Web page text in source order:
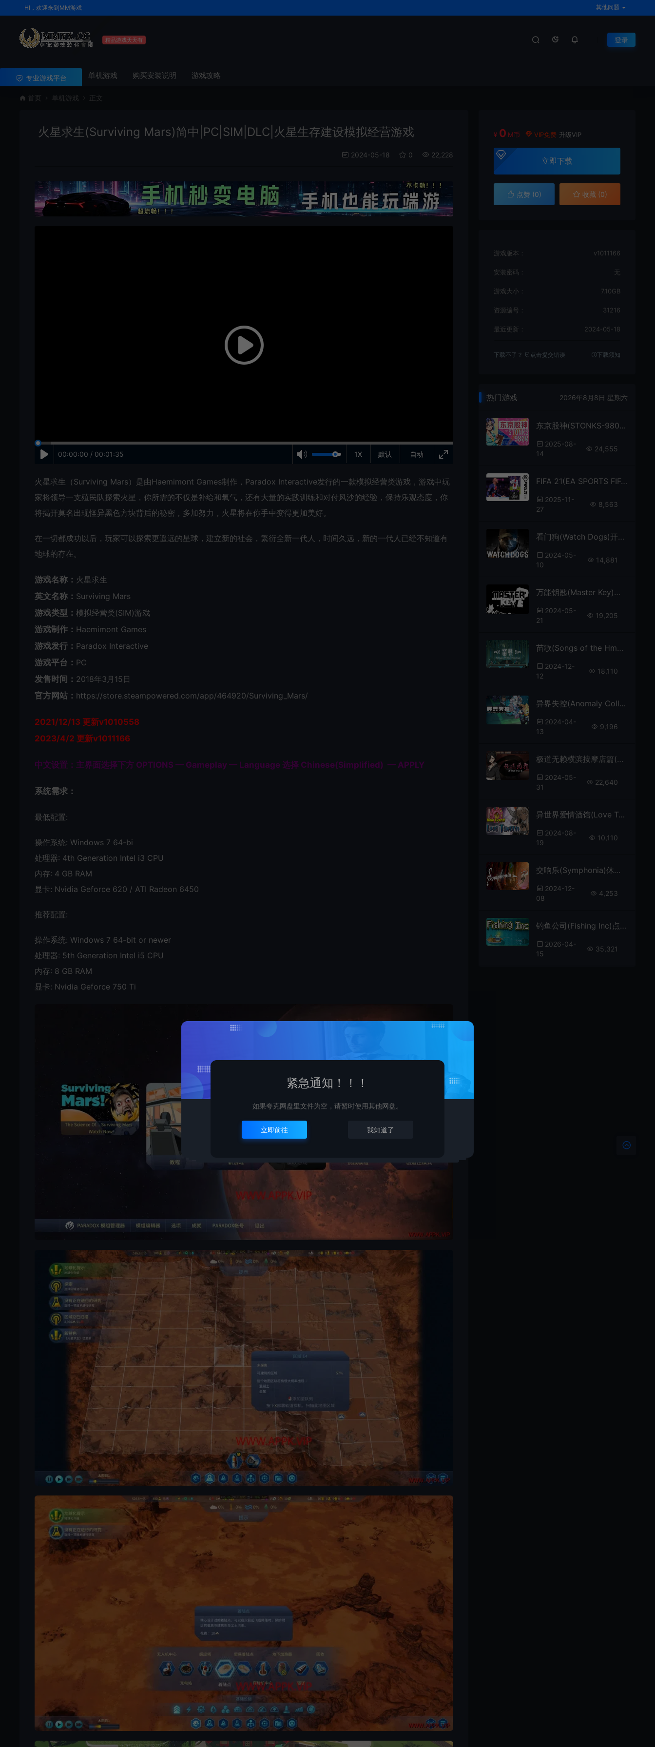
HI，欢迎来到MM游戏 其他问题
精品游戏天天有 登录
专业游戏平台 单机游戏 购买安装说明 游戏攻略
首页 单机游戏 正文
火星求生(Surviving Mars)简中|PC|SIM|DLC|火星生存建设模拟经营游戏
2024-05-18 0 22,228
自动
1X 默认
00:00:00 / 00:01:35
火星求生（Surviving Mars）是由Haemimont Games制作，Paradox Interactive发行的一款模拟经营类游戏，游戏中玩
家将领导一支殖民队探索火星，你所需的不仅是补给和氧气，还有大量的实践训练和对付风沙的经验，保持乐观态度，你
将揭开莫名出现怪异黑色方块背后的秘密，多加努力，火星将在你手中变得更加美好。
在一切都成功以后，玩家可以探索更遥远的星球，建立新的社会，繁衍全新一代人，时间久远，新的一代人已经不知道有
地球的存在。
游戏名称： 火星求生
英文名称： Surviving Mars
游戏类型： 模拟经营类(SIM)游戏
游戏制作： Haemimont Games
游戏发行： Paradox Interactive
游戏平台： PC
发售时间： 2018年3月15日
官方网站： https://store.steampowered.com/app/464920/Surviving_Mars/
2021/12/13 更新v1010558
2023/4/2 更新v1011166
中文设置：主界面选择下方 OPTIONS — Gameplay — Language 选择 Chinese(Simplified) — APPLY
系统需求：
最低配置:
操作系统: Windows 7 64-bi
处理器: 4th Generation Intel i3 CPU
内存: 4 GB RAM
显卡: Nvidia Geforce 620 / ATI Radeon 6450
推荐配置:
操作系统: Windows 7 64-bit or newer
处理器: 5th Generation Intel i5 CPU
内存: 8 GB RAM
显卡: Nvidia Geforce 750 Ti
¥ 0 M币 VIP免费 升级VIP
立即下载
点赞 (0) 收藏 (0)
游戏版本： v1011166
安装密码： 无
游戏大小： 7.10GB
资源编号： 31216
最近更新： 2024-05-18
下载不了？ 点击提交错误 下载须知
热门游戏 2026年8月8日 星期六
东京股神(STONKS-9800)文字商业经营模拟游戏
2025-08-
14
24,555
FIFA 21(EA SPORTS FIFA 21)足球体育运动游戏|下载
2025-11-
27
8,563
看门狗(Watch Dogs)开放世界动作冒险游戏|下载
2024-05-
10
14,881
万能钥匙(Master Key)简中|PC|AVG|复古黑白像素冒险游戏
2024-05-
21
19,205
苗歌(Songs of the Hmong)绘本风音乐解谜游戏|中文|攻略|视频|免费下载
2024-12-
12
18,110
异界失控(Anomaly Collapse)肉鸽战术回合制游戏|下载
2024-04-
13
9,196
极道无赖横滨按摩店篇(Massage Parlor)恋爱模拟经营游戏|下载
2024-05-
31
22,640
异世界爱情酒馆(Love Tavern)简中|PC|SIM|卡通餐厅模拟经营游戏
2024-08-
19
10,110
交响乐(Symphonia)休闲横版音乐平台跳跃游戏|下载
2024-12-
08
4,253
钓鱼公司(Fishing Inc)点击放置类钓鱼游戏|下载
2026-04-
15
35,321
紧急通知！！！
如果夸克网盘里文件为空，请暂时使用其他网盘。
立即前往 我知道了